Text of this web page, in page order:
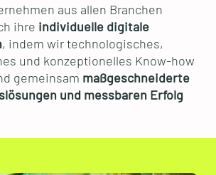
aus allen Branchen
ihre individuelle digitale
, indem wir technologisches,
und konzeptionelles Know-how
gemeinsam maßgeschneiderte
und messbaren Erfolg